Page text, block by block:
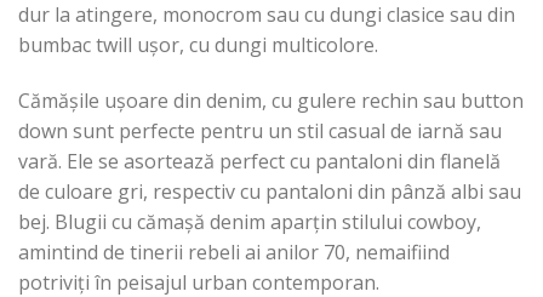
dur la atingere, monocrom sau cu dungi clasice sau din
bumbac twill ușor, cu dungi multicolore.
Cămășile ușoare din denim, cu gulere rechin sau button
down sunt perfecte pentru un stil casual de iarnă sau
vară. Ele se asortează perfect cu pantaloni din flanelă
de culoare gri, respectiv cu pantaloni din pânză albi sau
bej. Blugii cu cămașă denim aparțin stilului cowboy,
amintind de tinerii rebeli ai anilor 70, nemaifiind
potriviți în peisajul urban contemporan.